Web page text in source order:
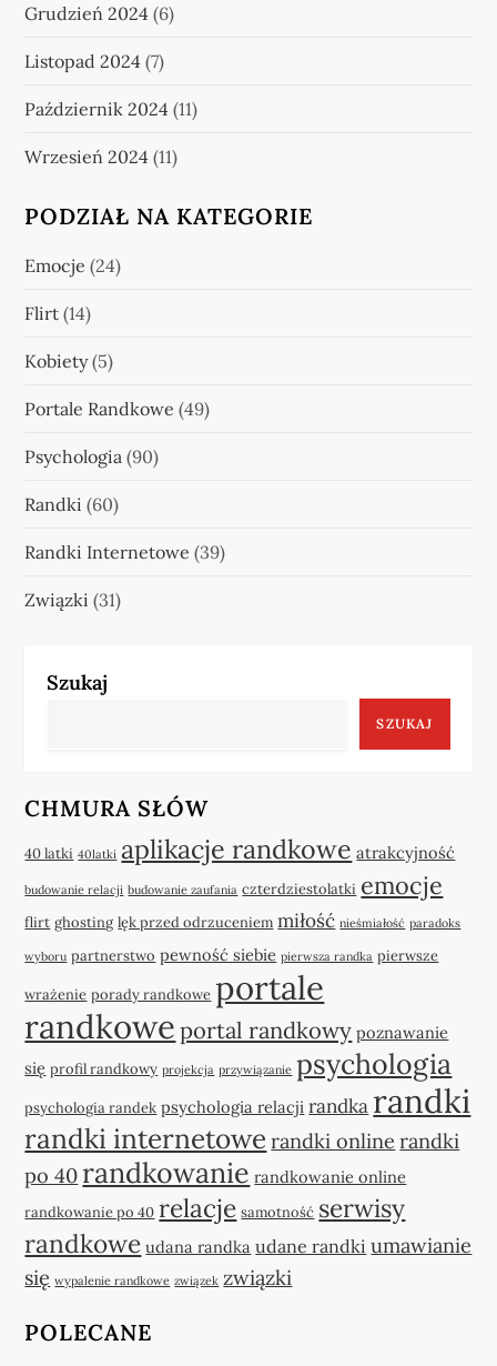
Grudzień 2024 (6)
Listopad 2024 (7)
Październik 2024 (11)
Wrzesień 2024 (11)
PODZIAŁ NA KATEGORIE
Emocje (24)
Flirt (14)
Kobiety(5)
Portale Randkowe (49)
Psychologia (90)
Randki (60)
Randki Internetowe (39)
Związki (31)
Szukaj
SZUKAJ
CHMURA SŁÓW
40 latki 40latki aplikacje randkowe atrakcyjność
budowanie relacji budowanie zaufania czterdziestolatki emocje
flirt ghosting lęk przed odrzuceniem miłość nieśmiałość paradoks
wyboru partnerstwo pewność siebie pierwsza randka pierwsze
wrażenie porady randkowe portale
randkowe portal randkowy poznawanie
się profil randkowy projekcja przywiązanie psychologia
psychologia randek psychologia relacji randka randki
randki internetowe randki online randki
po 40 randkowanie randkowanie online
randkowanie po 40 relacje samotność serwisy
randkowe udana randka udane randki umawianie
się wypalenie randkowe związek związki
POLECANE